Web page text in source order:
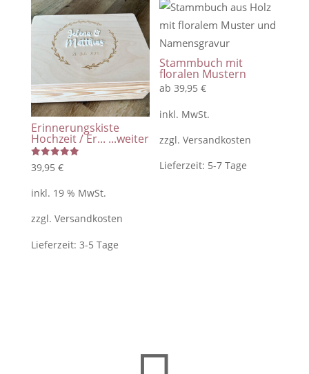
Erinnerungskiste
Hochzeit / Er... ...weiter
Bewertet
mit
von 5
39,95 €
inkl. 19 % MwSt.
zzgl. Versandkosten
Lieferzeit: 3-5 Tage
Stammbuch mit
floralen Mustern
ab39,95€
inkl. MwSt.
zzgl.Versandkosten
Lieferzeit: 5-7 Tage